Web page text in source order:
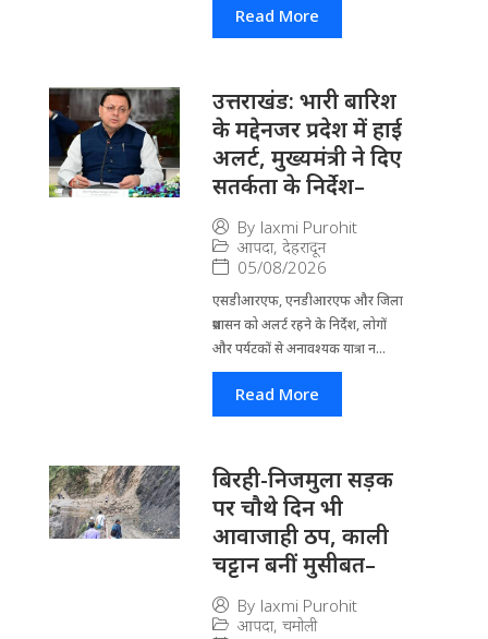
Read More
उत्तराखंड: भारी बारिश
के मद्देनजर प्रदेश में हाई
अलर्ट, मुख्यमंत्री ने दिए
सतर्कता के निर्देश–
By laxmi Purohit
आपदा, देहरादून
05/08/2026
एसडीआरएफ, एनडीआरएफ और जिला
प्रशासन को अलर्ट रहने के निर्देश, लोगों
और पर्यटकों से अनावश्यक यात्रा न...
Read More
बिरही-निजमुला सड़क
पर चौथे दिन भी
आवाजाही ठप, काली
चट्टान बनीं मुसीबत–
By laxmi Purohit
आपदा, चमोली